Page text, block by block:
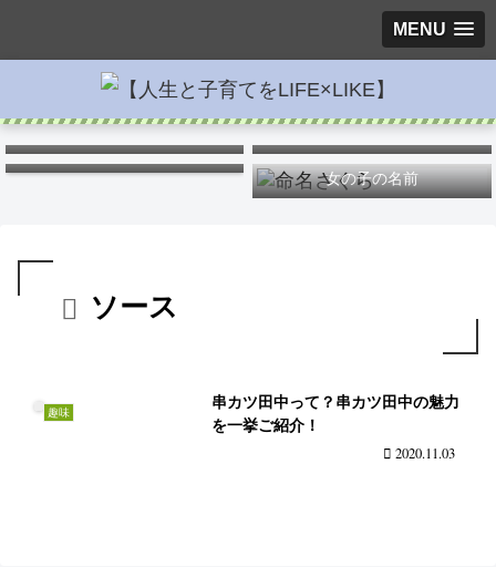
MENU
つわりを楽に
女の子の名前
ソース
趣味
串カツ田中って？串カツ田中の魅力
を一挙ご紹介！
2020.11.03